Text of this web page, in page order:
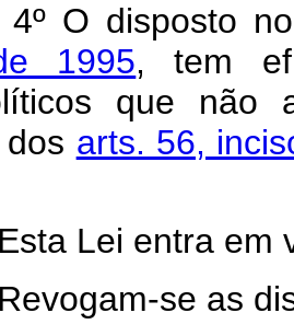
4º O disposto
1995, tem
que não
arts. 56,
Lei entra em
se as